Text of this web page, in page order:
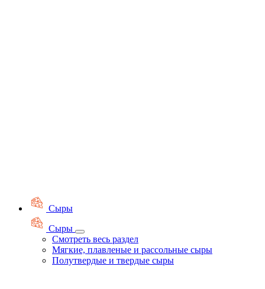
Сыры
Сыры
Смотреть весь раздел
Мягкие, плавленые и рассольные сыры
Полутвердые и твердые сыры